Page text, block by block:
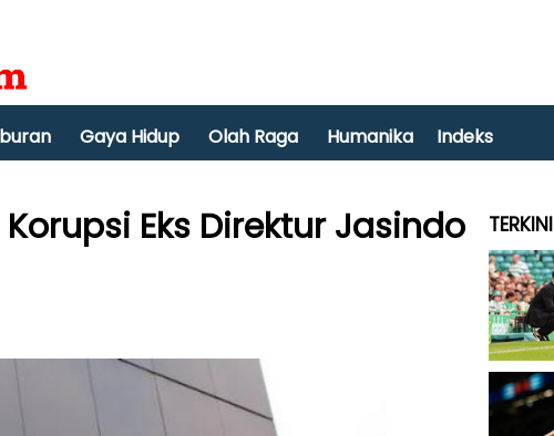
Gaya Hidup Olah Raga Humanika Indeks
Eks Direktur Jasindo
TERKINI